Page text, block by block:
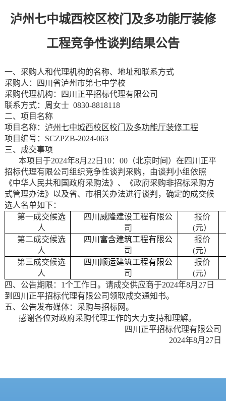
泸州七中城西校区校门及多功能厅装修
工程竞争性谈判结果公告
一、采购人和代理机构的名称、地址和联系方式
采购人：四川省泸州市第七中学校
采购代理机构：四川正平招标代理有限公司
联系方式：周女士0830-8818118
二、项目名称
项目名称： 泸州七中城西校区校门及多功能厅装修工程
项目编号： SCZPZB-2024-063
三、成交事项
本项目于2024年8月 22 日 10：00（北京时间）在四川正平
招标代理有限公司组织竞争性谈判采购，由谈判小组依照
《中华人民共和国政府采购法》、《政府采购非招标采购方
式管理办法》以及省、市相关办法进行谈判，确定的成交候
选人名单如下：
第一成交候选
人
四川威隆建设工程有限公
司
报价
(元）
第二成交候选
人
四川富含建筑工程有限公
司
报价
(元）
第三成交候选
人
四川顺运建筑工程有限公
司
报价
(元）
四、公告期限： 1个工作日。请成交供应商于2024年8月27日
到四川正平招标代理有限公司领取成交通知书。
五、公告发布媒体：采购与招标网。
感谢各位对政府采购代理工作的大力支持和理解。
四川正平招标代理有限公司
2024年8月27日